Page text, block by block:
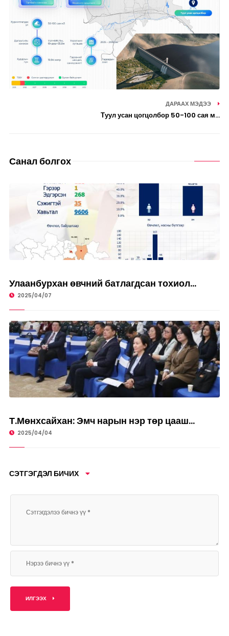
ДАРААХ МЭДЭЭ
Туул усан цогцолбор 50-100 сая м...
Санал болгох
Улаанбурхан өвчний батлагдсан тохиол...
2025/04/07
Т.Мөнхсайхан: Эмч нарын нэр төр цааш...
2025/04/04
СЭТГЭГДЭЛ БИЧИХ
ИЛГЭЭХ